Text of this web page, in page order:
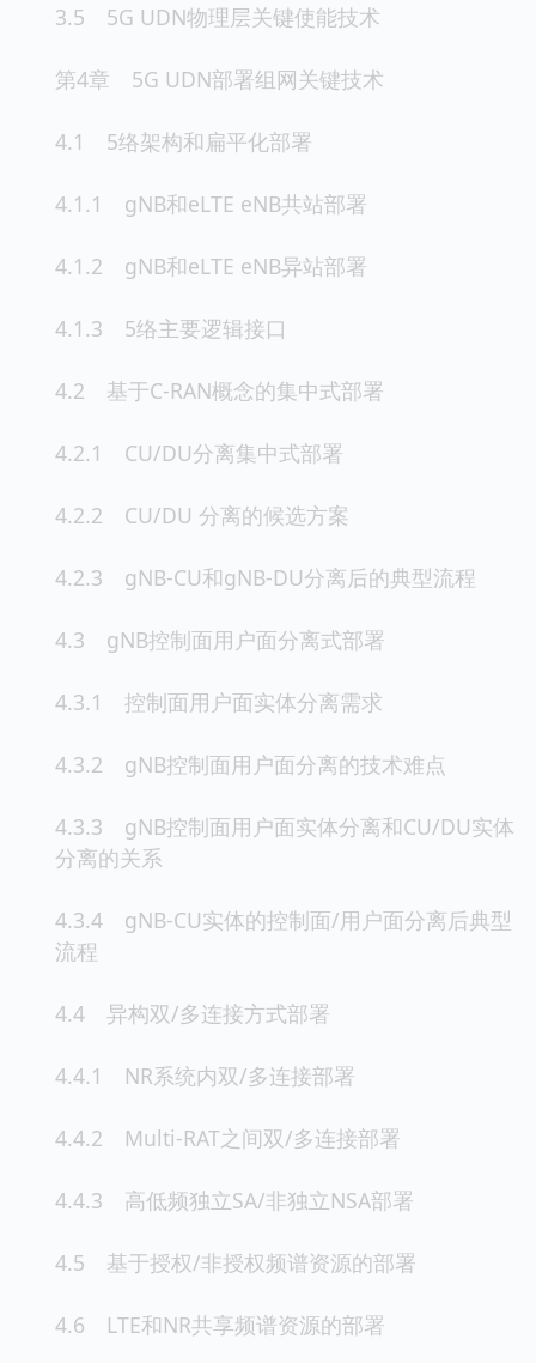
3.5 5G UDN物理层关键使能技术
第4章 5G UDN部署组网关键技术
4.1 5络架构和扁平化部署
4.1.1 gNB和eLTE eNB共站部署
4.1.2 gNB和eLTE eNB异站部署
4.1.3 5络主要逻辑接口
4.2 基于C-RAN概念的集中式部署
4.2.1 CU/DU分离集中式部署
4.2.2 CU/DU 分离的候选方案
4.2.3 gNB-CU和gNB-DU分离后的典型流程
4.3 gNB控制面用户面分离式部署
4.3.1 控制面用户面实体分离需求
4.3.2 gNB控制面用户面分离的技术难点
4.3.3 gNB控制面用户面实体分离和CU/DU实体
分离的关系
4.3.4 gNB-CU实体的控制面/用户面分离后典型
流程
4.4 异构双/多连接方式部署
4.4.1 NR系统内双/多连接部署
4.4.2 Multi-RAT之间双/多连接部署
4.4.3 高低频独立SA/非独立NSA部署
4.5 基于授权/非授权频谱资源的部署
4.6 LTE和NR共享频谱资源的部署